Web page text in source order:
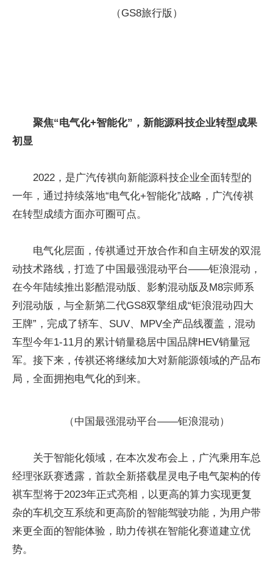
（GS8旅行版）
聚焦“电气化+智能化”，新能源科技企业转型成果
初显
2022，是广汽传祺向新能源科技企业全面转型的
一年，通过持续落地“电气化+智能化”战略，广汽传祺
在转型成绩方面亦可圈可点。
电气化层面，传祺通过开放合作和自主研发的双混
动技术路线，打造了中国最强混动平台——钜浪混动，
在今年陆续推出影酷混动版、影豹混动版及M8宗师系
列混动版，与全新第二代GS8双擎组成“钜浪混动四大
王牌”，完成了轿车、SUV、MPV全产品线覆盖，混动
车型今年1-11月的累计销量稳居中国品牌HEV销量冠
军。接下来，传祺还将继续加大对新能源领域的产品布
局，全面拥抱电气化的到来。
（中国最强混动平台——钜浪混动）
关于智能化领域，在本次发布会上，广汽乘用车总
经理张跃赛透露，首款全新搭载星灵电子电气架构的传
祺车型将于2023年正式亮相，以更高的算力实现更复
杂的车机交互系统和更高阶的智能驾驶功能，为用户带
来更全面的智能体验，助力传祺在智能化赛道建立优
势。